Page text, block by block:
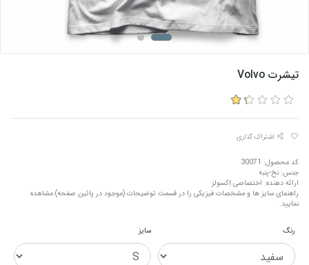
تیشرت Volvo
اشتراک گذاری
کد محصول: 30071
جنس: نخ-پنبه
ارائه دهنده: اختصاصی اِکسولز
راهنمای سایز ها و مشخصات فیزیکی را در قسمت توضیحات (موجود در پائین صفحه) مشاهده
نمایید.
رنگ سایز